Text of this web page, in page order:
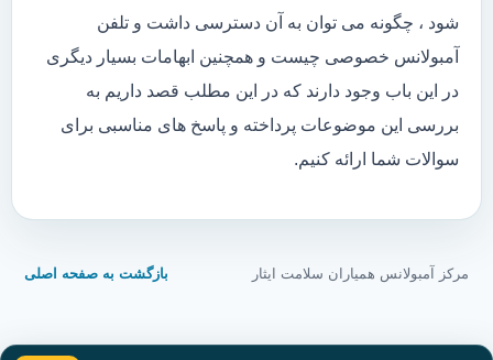
شود ، چگونه می توان به آن دسترسی داشت و تلفن
آمبولانس خصوصی چیست و همچنین ابهامات بسیار دیگری
در این باب وجود دارند که در این مطلب قصد داریم به
بررسی این موضوعات پرداخته و پاسخ های مناسبی برای
سوالات شما ارائه کنیم.
مرکز آمبولانس همیاران سلامت ایثار بازگشت به صفحه اصلی